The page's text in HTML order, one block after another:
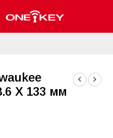
X 133 мм